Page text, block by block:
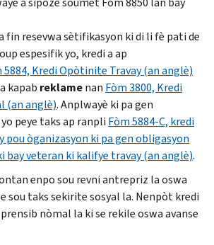
fin resevwa sètifikasyon ki di li fè pati de
espesifik yo, kredi a ap
5884, Kredi Opòtinite Travay (an anglè)
kapab reklamenan Fòm 3800, Kredi
(an anglè). Anplwayè ki pa gen
peye taks ap ranpli Fòm 5884-C, kredi
òganizasyon ki pa gen obligasyon
bay veteran ki kalifye travay (an anglè).
enpo sou revni antrepriz la oswa
sou taks sekirite sosyal la. Nenpòt kredi
nòmal la ki se rekile oswa avanse